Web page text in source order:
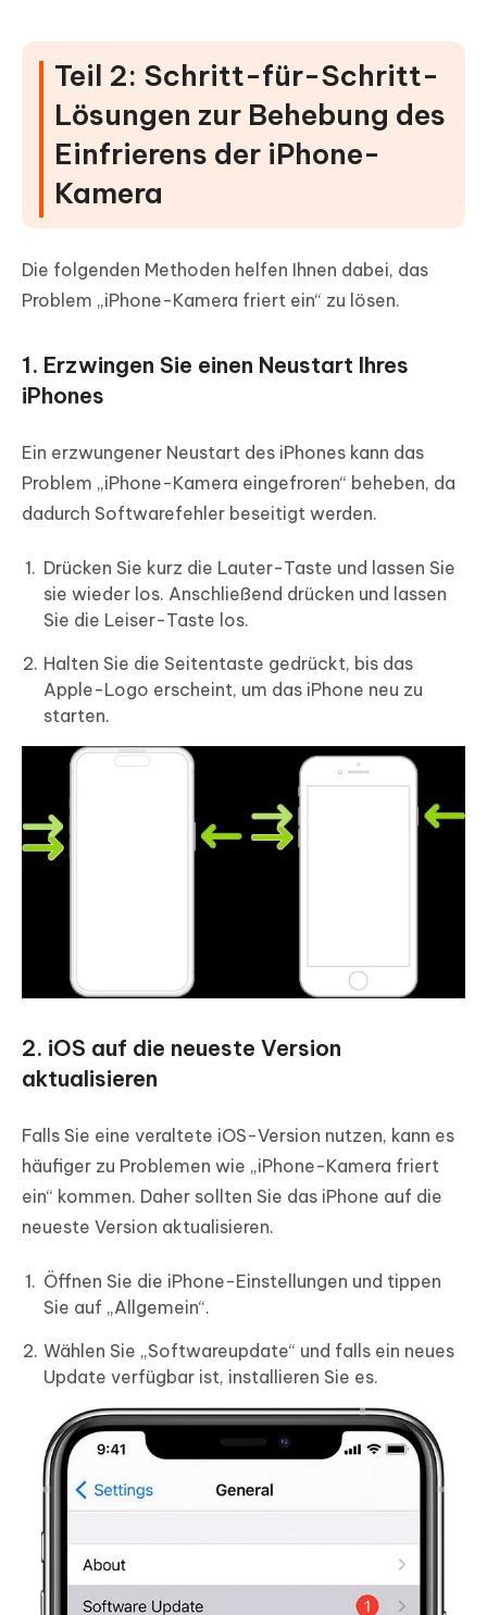
Teil 2: Schritt-für-Schritt-
Lösungen zur Behebung des
Einfrierens der iPhone-
Kamera
Die folgenden Methoden helfen Ihnen dabei, das
Problem „iPhone-Kamera friert ein“ zu lösen.
1. Erzwingen Sie einen Neustart Ihres
iPhones
Ein erzwungener Neustart des iPhones kann das
Problem „iPhone-Kamera eingefroren“ beheben, da
dadurch Softwarefehler beseitigt werden.
Drücken Sie kurz die Lauter-Taste und lassen Sie
sie wieder los. Anschließend drücken und lassen
Sie die Leiser-Taste los.
Halten Sie die Seitentaste gedrückt, bis das
Apple-Logo erscheint, um das iPhone neu zu
starten.
2. iOS auf die neueste Version
aktualisieren
Falls Sie eine veraltete iOS-Version nutzen, kann es
häufiger zu Problemen wie „iPhone-Kamera friert
ein“ kommen. Daher sollten Sie das iPhone auf die
neueste Version aktualisieren.
Öffnen Sie die iPhone-Einstellungen und tippen
Sie auf „Allgemein“.
Wählen Sie „Softwareupdate“ und falls ein neues
Update verfügbar ist, installieren Sie es.